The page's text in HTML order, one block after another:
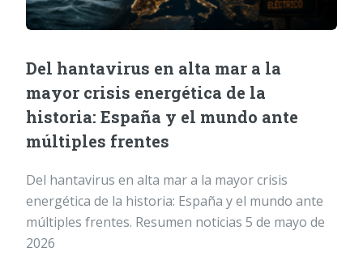
Del hantavirus en alta mar a la
mayor crisis energética de la
historia: España y el mundo ante
múltiples frentes
Del hantavirus en alta mar a la mayor crisis
energética de la historia: España y el mundo ante
múltiples frentes. Resumen noticias 5 de mayo de
2026